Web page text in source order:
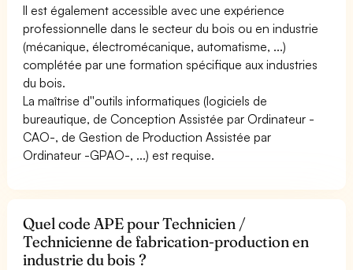
Il est également accessible avec une expérience
professionnelle dans le secteur du bois ou en industrie
(mécanique, électromécanique, automatisme, ...)
complétée par une formation spécifique aux industries
du bois.
La maîtrise d''outils informatiques (logiciels de
bureautique, de Conception Assistée par Ordinateur -
CAO-, de Gestion de Production Assistée par
Ordinateur -GPAO-, ...) est requise.
Quel code APE pour Technicien /
Technicienne de fabrication-production en
industrie du bois ?